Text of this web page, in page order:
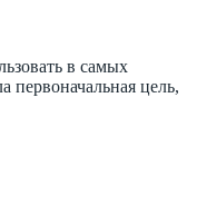
в самых
первоначальная цель,